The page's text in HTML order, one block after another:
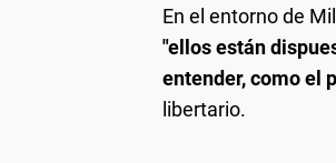
En el entorno de
"ellos están
entender, como el
libertario.